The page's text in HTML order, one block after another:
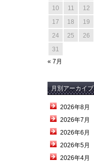
10
11 12
17
18 19
24
25 26
31
« 7月
月別アーカイブ
2026年8月
2026年7月
2026年6月
2026年5月
2026年4月